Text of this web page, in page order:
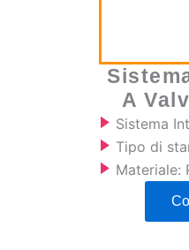
A
Sistema
Tipo di
Materiale: